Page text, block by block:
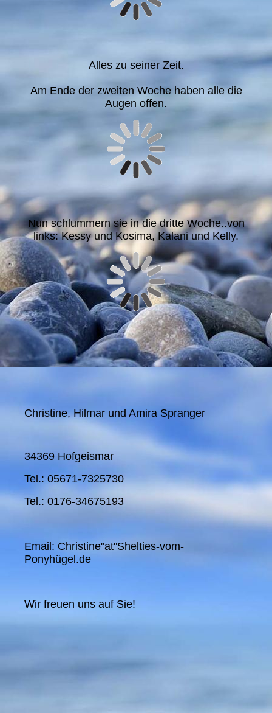
Alles zu seiner Zeit.
Am Ende der zweiten Woche haben alle die
Augen offen.
Nun schlummern sie in die dritte Woche..von
links: Kessy und Kosima, Kalani und Kelly.
Christine, Hilmar und Amira Spranger
34369 Hofgeismar
Tel.: 05671-7325730
Tel.: 0176-34675193
Email: Christine"at"Shelties-vom-
Ponyhügel.de
Wir freuen uns auf Sie!